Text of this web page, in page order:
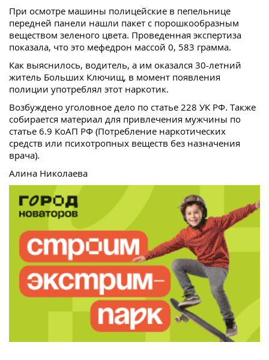
При осмотре машины полицейские в пепельнице
передней панели нашли пакет с порошкообразным
веществом зеленого цвета. Проведенная экспертиза
показала, что это мефедрон массой 0, 583 грамма.
Как выяснилось, водитель, а им оказался 30-летний
житель Больших Ключищ, в момент появления
полиции употреблял этот наркотик.
Возбуждено уголовное дело по статье 228 УК РФ. Также
собирается материал для привлечения мужчины по
статье 6.9 КоАП РФ (Потребление наркотических
средств или психотропных веществ без назначения
врача).
Алина Николаева